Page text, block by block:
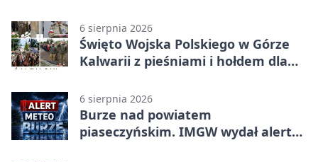
6 sierpnia 2026
Święto Wojska Polskiego w Górze
Kalwarii z pieśniami i hołdem dla
6 sierpnia 2026
Burze nad powiatem
piaseczyńskim. IMGW wydał alert